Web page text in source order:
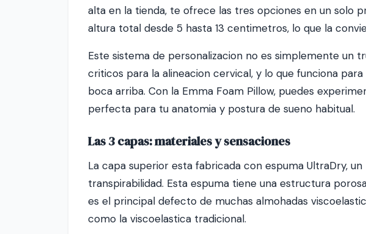
alta en la tienda, te ofrece las tres opciones en un solo
altura total desde 5 hasta 13 centimetros, lo que la
Este sistema de personalizacion no es simplemente un
criticos para la alineacion cervical, y lo que funciona
boca arriba. Con la Emma Foam Pillow, puedes
perfecta para tu anatomia y postura de sueno habitual.
Las 3 capas: materiales y sensaciones
La capa superior esta fabricada con espuma UltraDry,
transpirabilidad. Esta espuma tiene una estructura
es el principal defecto de muchas almohadas
como la viscoelastica tradicional.